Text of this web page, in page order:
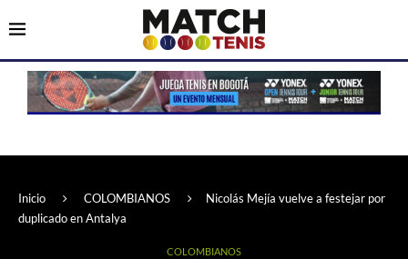
Inicio COLOMBIANOS
Nicolás Mejía vuelve a festejar por
duplicado en Antalya
COLOMBIANOS